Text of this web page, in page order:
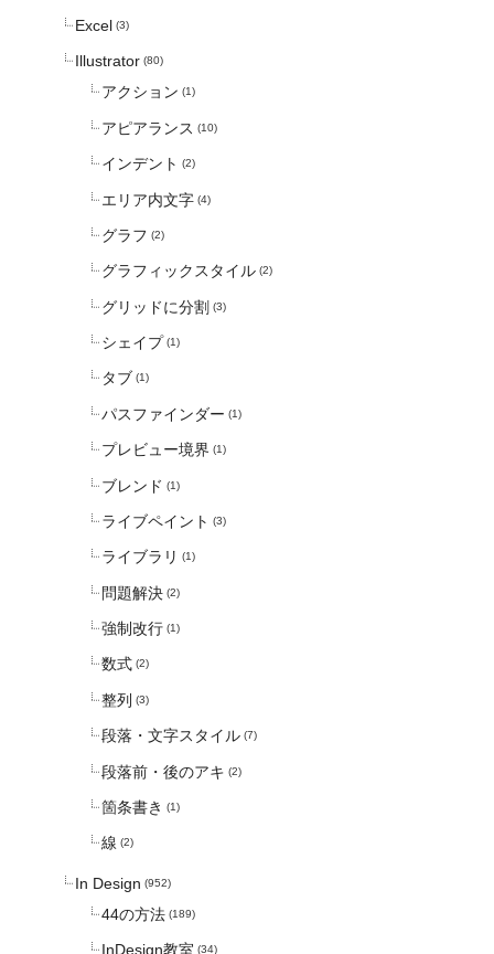
Excel (3)
Illustrator (80)
アクション (1)
アピアランス (10)
インデント (2)
エリア内文字 (4)
グラフ (2)
グラフィックスタイル (2)
グリッドに分割 (3)
シェイプ (1)
タブ (1)
パスファインダー (1)
プレビュー境界 (1)
ブレンド (1)
ライブペイント (3)
ライブラリ (1)
問題解決 (2)
強制改行 (1)
数式 (2)
整列 (3)
段落・文字スタイル (7)
段落前・後のアキ (2)
箇条書き (1)
線 (2)
In Design (952)
44の方法 (189)
InDesign教室 (34)